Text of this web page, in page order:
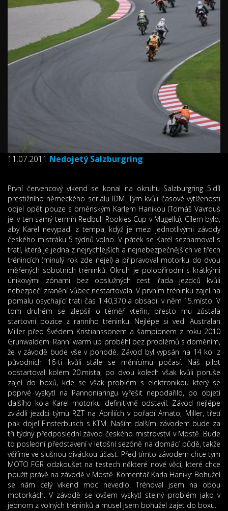
11.07.2011 Nedojetý Salzburgring
První červencový víkend se konal na okruhu Salzburgring 5.díl
prestižního německého seriálu IDM. Tým kvůli časové vytíženosti
odjel opět pouze s brněnským Karlem Hanikou (Tomáš Vavrouš
jel v ten samý termín Redbull Rookies Cup v Mugellu). Cílem bylo,
aby Karel nevypadl z tempa, když je mezi jednotlivými závody
českého mistráku 5 týdnů volno. V pátek se Karel seznamoval s
tratí, která je jedna z nejrychlejších a nejnebezpečnějších ve třech
trénincích (minulý rok zde nejel) a připravoval motorku do dvou
měřených sobotních tréninků. Okruh je polopřírodní s krátkými
únikovými zónami bez obslužných cest. řada jezdců kvůli
nebezpečí zranění vůbec nestartovala. V prvním tréninku zajel na
pomalu osychající trati čas 1:40,370 a obsadil v něm 15.místo. V
tom druhém se zlepšil o téměř vteřin, přesto mu zůstala
startovní pozice z ranního tréninku. Nejlépe si vedl Australan
Miller před Švédem Kristianssonem a šampionem z roku 2010
Grunwaldem. Ranní warm up proběhl bez problémů s doměním,
že v závodě bude vše v pohodě. Závod byl vypsán na 14 kol z
původních 16-ti kvůli stále se měnícímu počasí. Náš pilot
odstartoval kolem 20.místa, po dvou kolech však kvůli poruše
zajel do boxů, kde se však problém s elektronikou který se
poprvé vyskytl na Pannoniaringu vyřešit nepodařilo, po objetí
dalšího kola Karel motorku definitivně odstavil. Závod nejlépe
zvládli jezdci týmu RZT na Apriliích v pořadí Amato, Miller, třetí
pak dojel Finsterbusch s KTM. Naším dalším závodem bude za
tři týdny předposlední závod českého mistrovství v Mostě. Bude
to poslední představení v letošní sezóně na domácí půdě, takže
věříme ve slušnou diváckou účast. Před tímto závodem chce tým
MOTO FGR odzkoušet na testech některé nové věci, které chce
použít právě na závodě v Mostě. Komentář Karla Haniky: Bohužel
se nám celý víkend moc nevedlo. Trénoval jsem na obou
motorkách. V závodě se ovšem vyskytl stejný problém jako v
jednom z volných tréninků a musel jsem bohužel zajet do boxu.